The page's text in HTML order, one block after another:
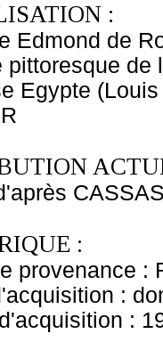
:
Edmond de
pittoresque de
Egypte
:
provenance :
:
: